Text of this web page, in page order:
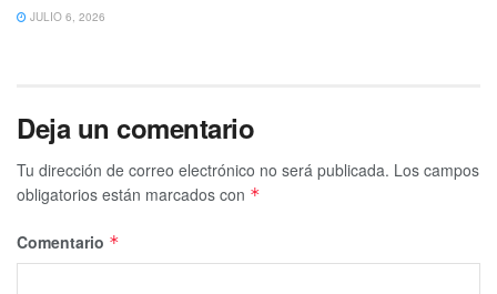
General Jesús Kumate para atender la herida.
A pesar de que los uniformados lograron saber en qué
viviendas se escondían los atacantes, al llegar al lugar
quienes habitaban el departamento todos dijeron
JULIO 6, 2026
Deja un comentario
Tu dirección de correo electrónico no será publicada. Los campos
obligatorios están marcados con *
Comentario *